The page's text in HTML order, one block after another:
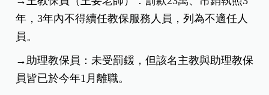
年，3年內不得續任教保服務人員，列為不適任人
員。
→助理教保員：未受罰鍰，但該名主教與助理教保
員皆已於今年1月離職。